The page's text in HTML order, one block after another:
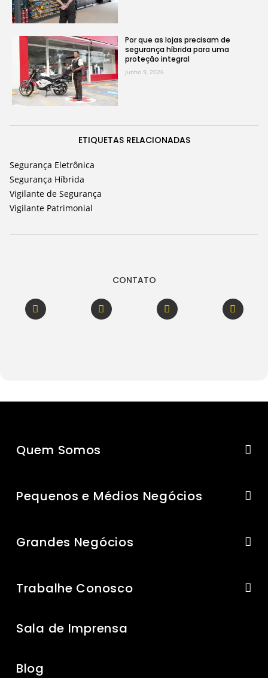
Por que as lojas precisam de
segurança híbrida para uma
proteção integral
Junho 9, 2026
ETIQUETAS RELACIONADAS
Segurança Eletrônica
Segurança Híbrida
Vigilante de Segurança
Vigilante Patrimonial
CONTATO
Quem Somos
Pequenos e Médios Negócios
Grandes Negócios
Trabalhe Conosco
Sala de Imprensa
Blog